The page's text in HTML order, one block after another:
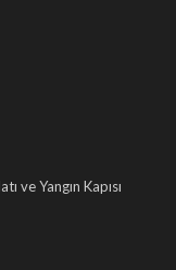
ve Yangın Kapısı